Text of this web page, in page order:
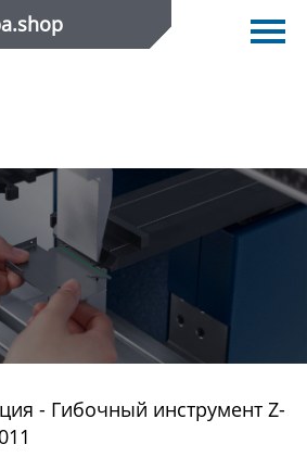
- Гибочный инструмент Z-